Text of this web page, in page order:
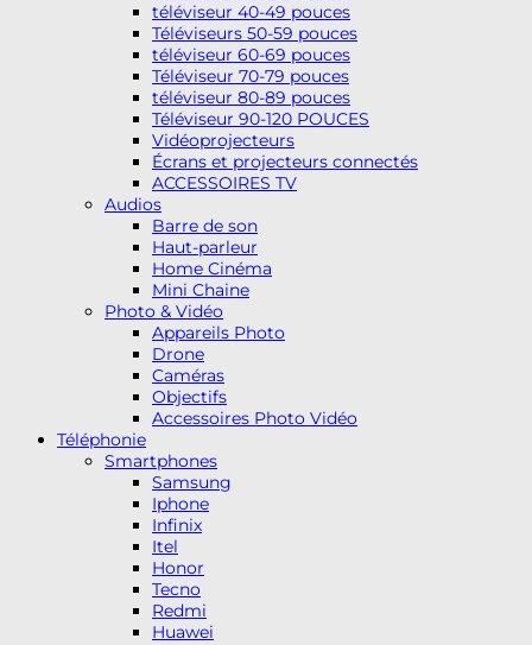
téléviseur 40-49 pouces
Téléviseurs 50-59 pouces
téléviseur 60-69 pouces
Téléviseur 70-79 pouces
téléviseur 80-89 pouces
Téléviseur 90-120 POUCES
Vidéoprojecteurs
Écrans et projecteurs connectés
ACCESSOIRES TV
Audios
Barre de son
Haut-parleur
Home Cinéma
Mini Chaine
Photo & Vidéo
Appareils Photo
Drone
Caméras
Objectifs
Accessoires Photo Vidéo
Téléphonie
Smartphones
Samsung
Iphone
Infinix
Itel
Honor
Tecno
Redmi
Huawei